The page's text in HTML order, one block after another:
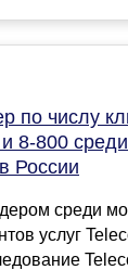
по числу
8-800
России
среди
услуг